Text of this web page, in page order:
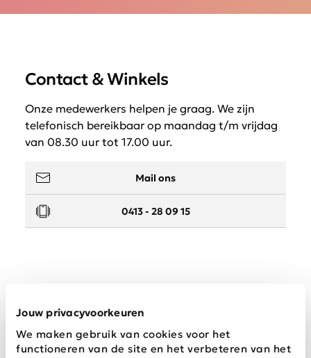
Jouw privacyvoorkeuren
We maken gebruik van cookies voor het
functioneren van de site en het verbeteren van het
Contact & Winkels
Onze medewerkers helpen je graag. We zijn
telefonisch bereikbaar op maandag t/m vrijdag
van 08.30 uur tot 17.00 uur.
Mail ons
0413 - 28 09 15
Wij zijn Schijvens mode